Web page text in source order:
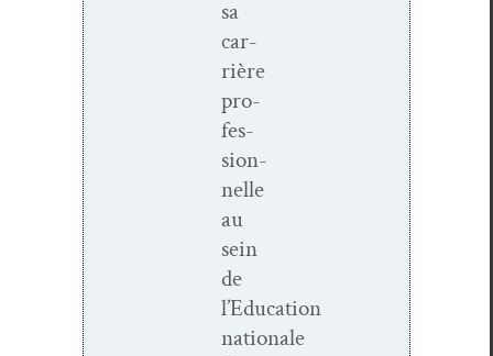
sa
car­
rière
pro­
fes­
sion­
nelle
au
sein
de
l’Education
nationale